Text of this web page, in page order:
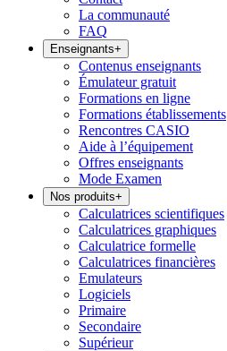
La communauté
FAQ
Enseignants+
Contenus enseignants
Émulateur gratuit
Formations en ligne
Formations établissements
Rencontres CASIO
Aide à l’équipement
Offres enseignants
Mode Examen
Nos produits+
Calculatrices scientifiques
Calculatrices graphiques
Calculatrice formelle
Calculatrices financières
Emulateurs
Logiciels
Primaire
Secondaire
Supérieur